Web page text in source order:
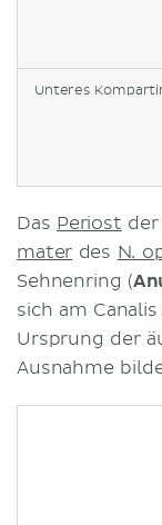
Unteres
Das Periost
mater des N.
Sehnenring (
sich am
Ursprung der
Ausnahme